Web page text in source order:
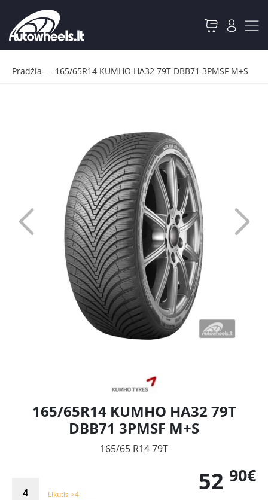
Pradžia — 165/65R14 KUMHO HA32 79T DBB71 3PMSF M+S
165/65R14 KUMHO HA32 79T
DBB71 3PMSF M+S
165/65 R14 79T
Likutis >4 52 90€